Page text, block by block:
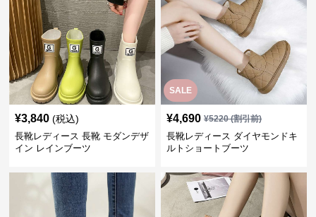
¥3,840 (税込)
長靴レディース 長靴 モダンデザ
イン レインブーツ
SALE
¥4,690 ¥5220(割引前)
長靴レディース ダイヤモンドキ
ルトショートブーツ